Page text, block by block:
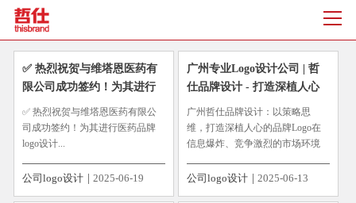
✅ 热烈祝贺与维塔恩医药有
限公司成功签约！为其进行
医药品牌logo设计
✅ 热烈祝贺与维塔恩医药有限公
司成功签约！为其进行医药品牌
logo设计...
公司logo设计 2025-06-19
广州专业Logo设计公司 | 哲
仕品牌设计 - 打造深植人心
的品牌符号
广州哲仕品牌设计：以策略思
维，打造深植人心的品牌Logo在
信息爆炸、竞争激烈的市场环境
一个简单的图形符号。它是品牌
公司logo设计 2025-06-13